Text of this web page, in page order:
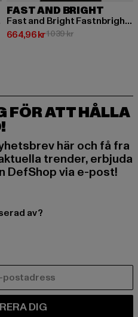
FAST AND BRIGHT
Fast and Bright Fastnbright Hoodie
664,96 kr
Nuvarande pris: 664,96 kr
1 039 krKampanjpris: 1
FÖR ATT HÅLLA
här och få fra
trender, erbjuda
DefShop via e-post!
av?
DIG